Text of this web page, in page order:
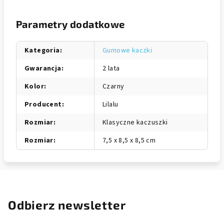
Parametry dodatkowe
Kategoria:
Gumowe kaczki
Gwarancja:
2 lata
Kolor:
Czarny
Producent:
Lilalu
Rozmiar:
Klasyczne kaczuszki
Rozmiar: 7,5 x 8,5 x 8,5 cm
Odbierz newsletter